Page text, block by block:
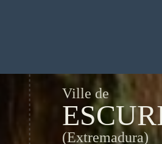
Ville de
(Extremadura)